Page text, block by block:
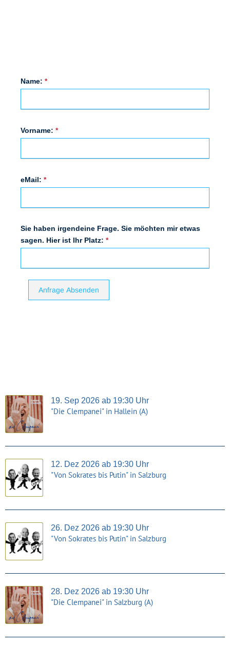
Name: *
Vorname: *
eMail: *
Sie haben irgendeine Frage. Sie möchten mir etwas
sagen. Hier ist Ihr Platz: *
Anfrage Absenden
19. Sep 2026 ab 19:30 Uhr
"Die Clempanei" in Hallein (A)
12. Dez 2026 ab 19:30 Uhr
"Von Sokrates bis Putin" in Salzburg
26. Dez 2026 ab 19:30 Uhr
"Von Sokrates bis Putin" in Salzburg
28. Dez 2026 ab 19:30 Uhr
"Die Clempanei" in Salzburg (A)